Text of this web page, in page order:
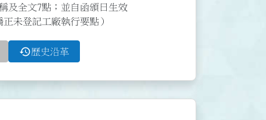
及全文7點；並自函頒日生效
未登記工廠執行要點）
history歷史沿革